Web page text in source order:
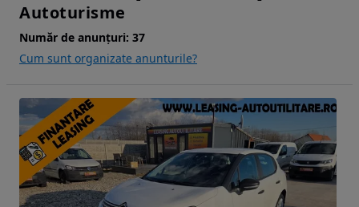
Autoturisme
Număr de anunțuri: 37
Cum sunt organizate anunturile?